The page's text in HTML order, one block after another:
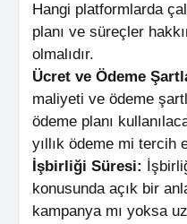
Hangi platformlarda
planı ve süreçler
olmalıdır.
Ücret ve Ödeme
maliyeti ve ödeme
ödeme planı
yıllık ödeme mi tercih
İşbirliği Süresi:
konusunda açık bir
kampanya mı yoksa